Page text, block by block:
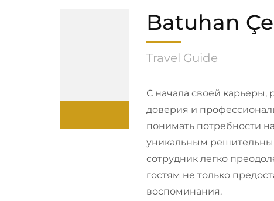
Batuhan
Travel Guide
С начала своей карьеры,
доверия и
понимать потребности
уникальным
сотрудник легко
гостям не только
воспоминания.